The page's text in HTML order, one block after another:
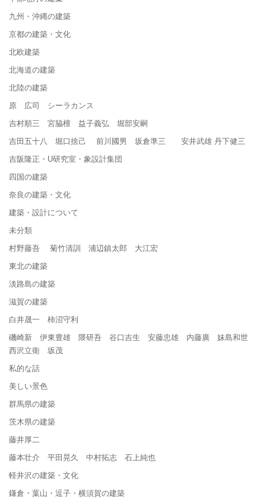
九州・沖縄の建築
京都の建築・文化
北欧建築
北海道の建築
北陸の建築
原 広司 シーラカンス
吉村順三 宮脇檀 益子義弘 堀部安嗣
吉田五十八 堀口捨己 前川國男 坂倉準三 安井武雄 丹下健三
吉阪隆正・U研究室・象設計集団
四国の建築
奈良の建築・文化
建築・設計について
未分類
村野藤吾 菊竹清訓 浦辺鎮太郎 大江宏
東北の建築
淡路島の建築
滋賀の建築
白井晟一 柿沼守利
磯崎新 伊東豊雄 隈研吾 谷口吉生 安藤忠雄 内藤廣 妹島和世
西沢立衛 坂茂
私的な話
美しい景色
群馬県の建築
茨木県の建築
藤井厚二
藤本壮介 平田晃久 中村拓志 石上純也
軽井沢の建築・文化
鎌倉・葉山・逗子・横須賀の建築